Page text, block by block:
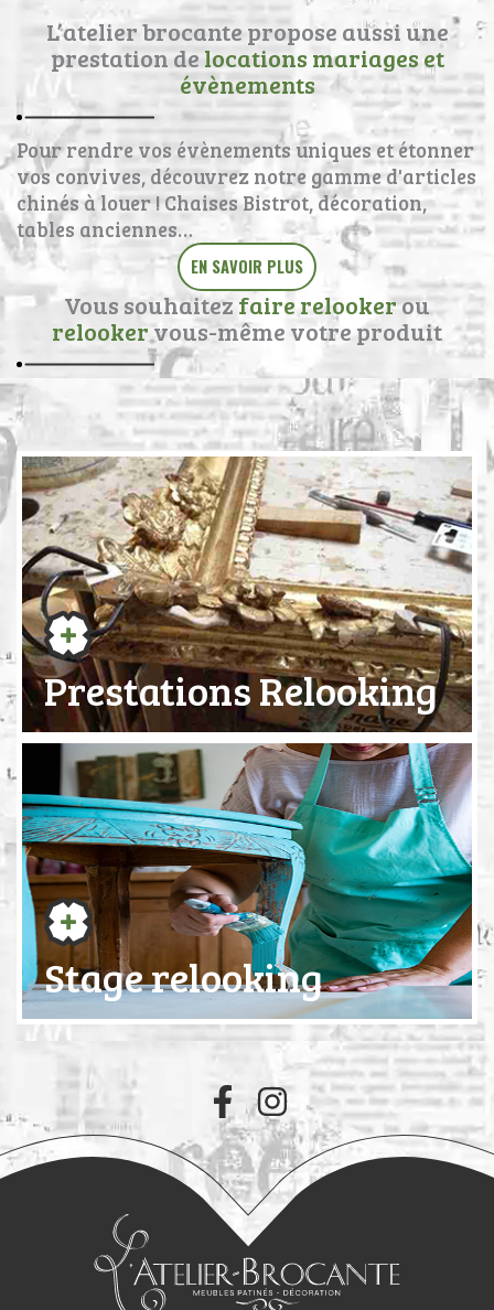
L’atelier brocante propose aussi une
prestation de locations mariages et
évènements
Pour rendre vos évènements uniques et étonner
vos convives, découvrez notre gamme d'articles
chinés à louer ! Chaises Bistrot, décoration,
tables anciennes…
EN SAVOIR PLUS
Vous souhaitez faire relookerou
relookervous-même votre produit
Prestations Relooking
Stage relooking